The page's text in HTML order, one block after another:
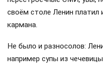
своём столе Ленин платил
кармана.
Не было и разносолов:
например супы из